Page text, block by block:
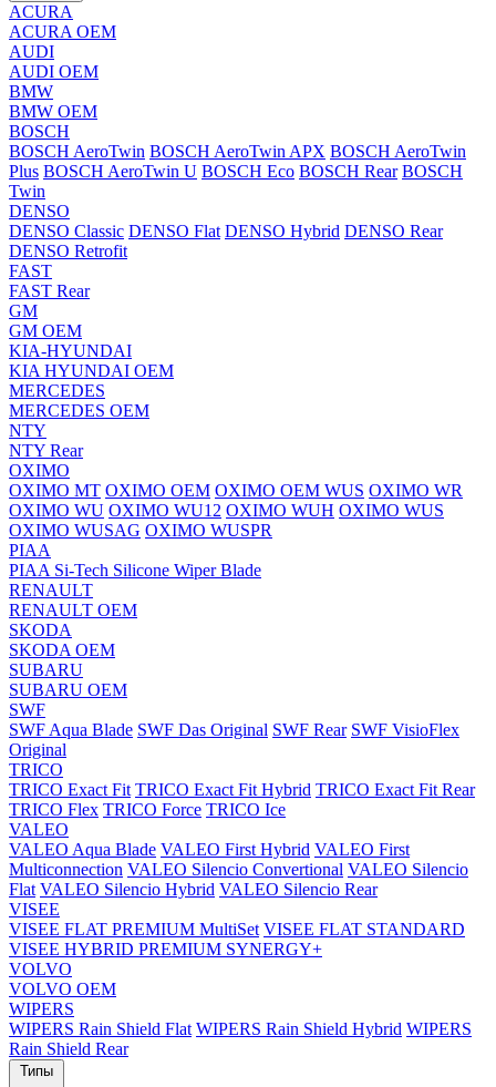
ACURA
ACURA OEM
AUDI
AUDI OEM
BMW
BMW OEM
BOSCH
BOSCH AeroTwin BOSCH AeroTwin APX BOSCH AeroTwin
Plus BOSCH AeroTwin U BOSCH Eco BOSCH Rear BOSCH
Twin
DENSO
DENSO Classic DENSO Flat DENSO Hybrid DENSO Rear
DENSO Retrofit
FAST
FAST Rear
GM
GM OEM
KIA-HYUNDAI
KIA HYUNDAI OEM
MERCEDES
MERCEDES OEM
NTY
NTY Rear
OXIMO
OXIMO MT OXIMO OEM OXIMO OEM WUS OXIMO WR
OXIMO WU OXIMO WU12 OXIMO WUH OXIMO WUS
OXIMO WUSAG OXIMO WUSPR
PIAA
PIAA Si-Tech Silicone Wiper Blade
RENAULT
RENAULT OEM
SKODA
SKODA OEM
SUBARU
SUBARU OEM
SWF
SWF Aqua Blade SWF Das Original SWF Rear SWF VisioFlex
Original
TRICO
TRICO Exact Fit TRICO Exact Fit Hybrid TRICO Exact Fit Rear
TRICO Flex TRICO Force TRICO Ice
VALEO
VALEO Aqua Blade VALEO First Hybrid VALEO First
Multiconnection VALEO Silencio Convertional VALEO Silencio
Flat VALEO Silencio Hybrid VALEO Silencio Rear
VISEE
VISEE FLAT PREMIUM MultiSet VISEE FLAT STANDARD
VISEE HYBRID PREMIUM SYNERGY+
VOLVO
VOLVO OEM
WIPERS
WIPERS Rain Shield Flat WIPERS Rain Shield Hybrid WIPERS
Rain Shield Rear
Типы